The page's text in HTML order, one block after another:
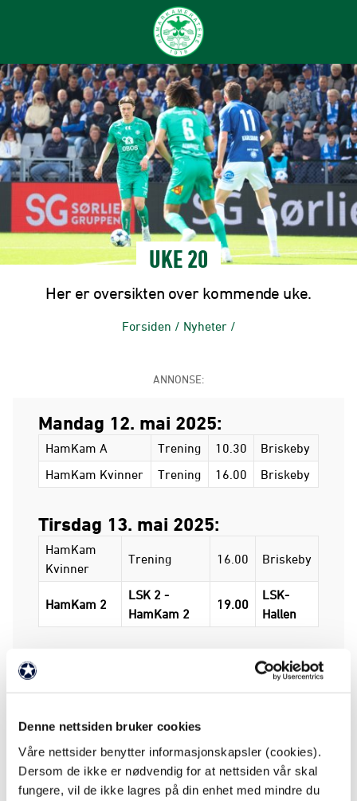
Denne nettsiden bruker cookies
Våre nettsider benytter informasjonskapsler (cookies).
Dersom de ikke er nødvendig for at nettsiden vår skal
fungere, vil de ikke lagres på din enhet med mindre du
UKE 20
Her er oversikten over kommende uke.
Forsiden / Nyheter /
ANNONSE:
Mandag 12. mai 2025:
HamKam A Trening 10.30
Briskeby
HamKam Kvinner
Trening 16.00 Briskeby
Tirsdag 13. mai 2025:
HamKam
Kvinner
Trening 16.00 Briskeby
HamKam 2
LSK 2 -
HamKam 2
19.00
LSK-
Hallen
Torsdag 15. mai 2025:
HamKam A Trening 10.30
Briskeby